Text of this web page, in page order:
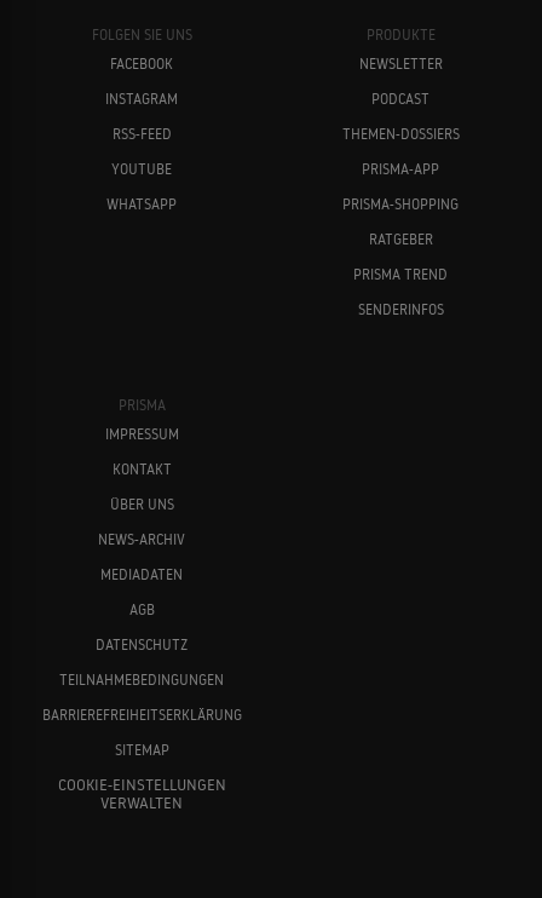
FOLGEN SIE UNS
FACEBOOK
INSTAGRAM
RSS-FEED
YOUTUBE
WHATSAPP
PRODUKTE
NEWSLETTER
PODCAST
THEMEN-DOSSIERS
PRISMA-APP
PRISMA-SHOPPING
RATGEBER
PRISMA TREND
SENDERINFOS
PRISMA
IMPRESSUM
KONTAKT
ÜBER UNS
NEWS-ARCHIV
MEDIADATEN
AGB
DATENSCHUTZ
TEILNAHMEBEDINGUNGEN
BARRIEREFREIHEITSERKLÄRUNG
SITEMAP
COOKIE-EINSTELLUNGEN
VERWALTEN